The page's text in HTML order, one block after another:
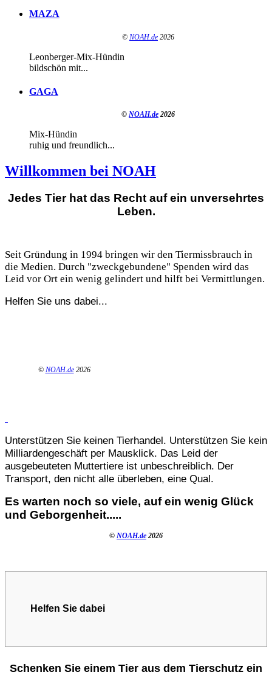
MAZA
© NOAH.de 2026
Leonberger-Mix-Hündin
bildschön mit...
GAGA
© NOAH.de 2026
Mix-Hündin
ruhig und freundlich...
Willkommen bei NOAH
Jedes Tier hat das Recht auf ein unversehrtes
Leben.
Seit Gründung in 1994 bringen wir den Tiermissbrauch in
die Medien. Durch "zweckgebundene" Spenden wird das
Leid vor Ort ein wenig gelindert und hilft bei Vermittlungen.
Helfen Sie uns dabei...
© NOAH.de 2026
Unterstützen Sie keinen Tierhandel. Unterstützen Sie kein
Milliardengeschäft per Mausklick. Das Leid der
ausgebeuteten Muttertiere ist unbeschreiblich. Der
Transport, den nicht alle überleben, eine Qual.
Es warten noch so viele, auf ein wenig Glück
und Geborgenheit.....
© NOAH.de 2026
Helfen Sie dabei
Schenken Sie einem Tier aus dem Tierschutz ein